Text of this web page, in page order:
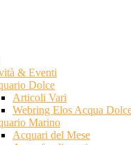
& Eventi
Dolce
Articoli Vari
Webring Elos Acqua
Marino
Acquari del Mese